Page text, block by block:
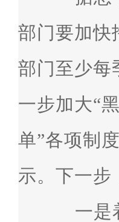
部门要加快
部门至少每
一步加大“
单”各项制
示。下一步
一是着